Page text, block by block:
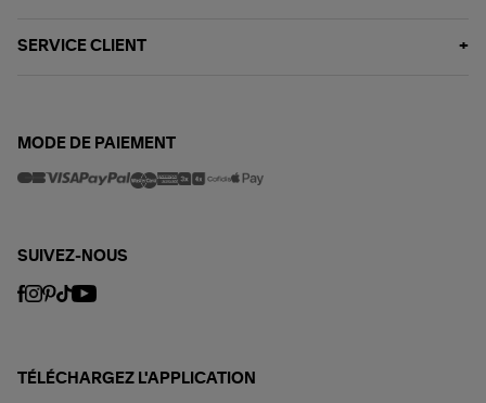
SERVICE CLIENT
MODE DE PAIEMENT
SUIVEZ-NOUS
TÉLÉCHARGEZ L'APPLICATION